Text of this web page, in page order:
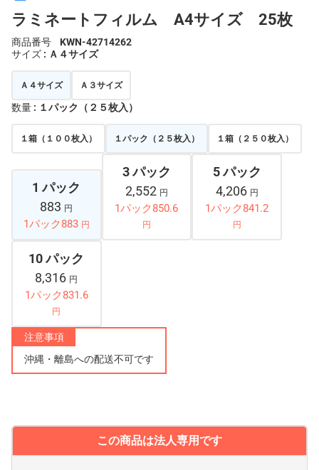
ラミネートフィルム A4サイズ 25枚
商品番号
KWN-42714262
サイズ : Ａ４サイズ
Ａ４サイズ Ａ３サイズ
数量 : １パック（２５枚入）
１箱（１００枚入） １パック（２５枚入） １箱（２５０枚入）
1 パック
883 円
1パック883 円
3 パック
2,552 円
1パック850.6
円
5 パック
4,206 円
1パック841.2
円
10 パック
8,316 円
1パック831.6
円
注意事項
沖縄・離島への配送不可です
この商品は法人専用です